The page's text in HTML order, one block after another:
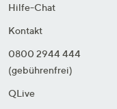
Hilfe-Chat
Kontakt
0800 2944 444
(gebührenfrei)
QLive